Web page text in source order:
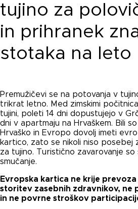
tujino za
in prihranek
stotaka na leto
Premužičevi se na potovanja v
trikrat letno. Med zimskimi
tujini, poleti 14 dni dopustujejo v
dni v apartmaju na Hrvaškem. Bili
Hrvaško in Evropo dovolj imeti
kartico, zato se nikoli niso posebej
za tujino. Turistično zavarovanje so
smučanje.
Evropska kartica ne krije
storitev zasebnih zdravnikov, ne
in ne povrne stroškov